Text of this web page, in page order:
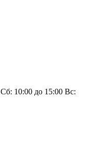
Сб: 10:00 до 15:00 Вс: